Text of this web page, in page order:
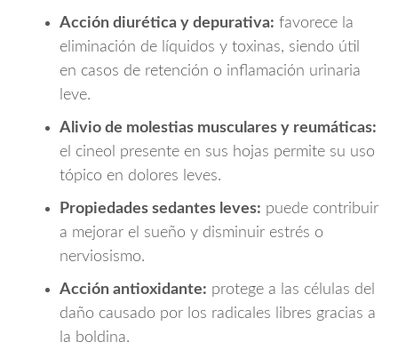
Acción diurética y depurativa: favorece la
eliminación de líquidos y toxinas, siendo útil
en casos de retención o inflamación urinaria
leve.
Alivio de molestias musculares y reumáticas:
el cineol presente en sus hojas permite su uso
tópico en dolores leves.
Propiedades sedantes leves: puede contribuir
a mejorar el sueño y disminuir estrés o
nerviosismo.
Acción antioxidante: protege a las células del
daño causado por los radicales libres gracias a
la boldina.